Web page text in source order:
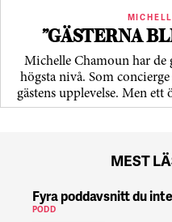
”GÄSTERNA
Michelle Chamoun har de
högsta nivå. Som
gästens upp­levelse. Men ett
MEST
Fyra poddavsnitt du
PODD